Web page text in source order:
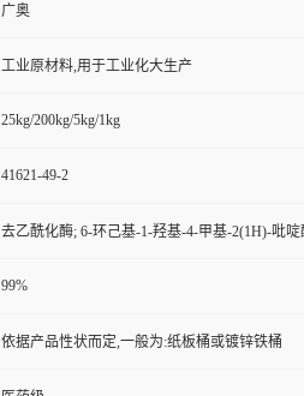
广奥
工业原材料,用于工业化大生产
25kg/200kg/5kg/1kg
41621-49-2
去乙酰化酶; 6-环己基-1-羟基-4-甲基-2(1H)-吡
99%
依据产品性状而定,一般为:纸板桶或镀锌铁桶